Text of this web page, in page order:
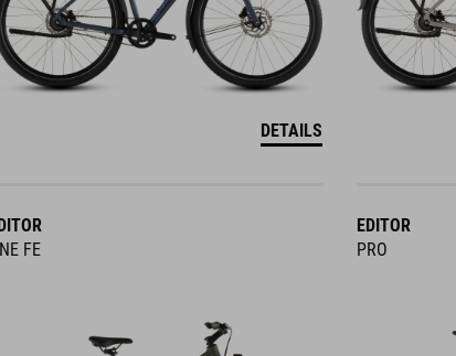
DETAILS
FE
EDITOR
PRO